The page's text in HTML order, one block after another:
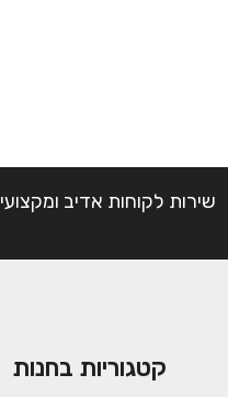
שירות לקוחות אדיב ומקצועי
קטגוריות בחנות